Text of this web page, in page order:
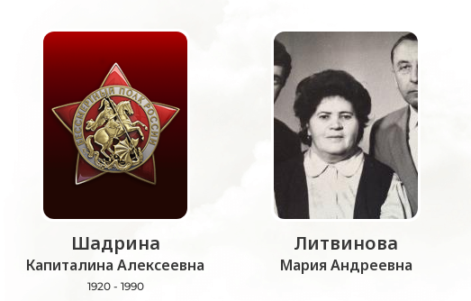
Шадрина
Капиталина Алексеевна
1920 - 1990
Литвинова
Мария Андреевна